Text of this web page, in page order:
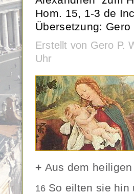
Hom. 15, 1-3 de
Übersetzung: Gero
Erstellt von Gero P.
Uhr
+ Aus dem
16 So eilten sie hin